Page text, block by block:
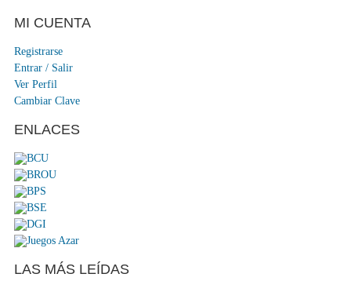
MI CUENTA
Registrarse
Entrar / Salir
Ver Perfil
Cambiar Clave
ENLACES
LAS MÁS LEÍDAS